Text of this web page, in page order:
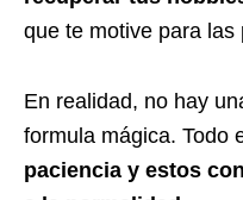
que te motive para las
En realidad, no hay
formula mágica. Todo
paciencia y estos